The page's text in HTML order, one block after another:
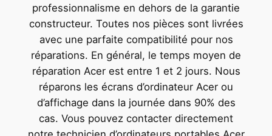
professionnalisme en dehors de la garantie
constructeur. Toutes nos pièces sont livrées
avec une parfaite compatibilité pour nos
réparations. En général, le temps moyen de
réparation Acer est entre 1 et 2 jours. Nous
réparons les écrans d’ordinateur Acer ou
d’affichage dans la journée dans 90% des
cas. Vous pouvez contacter directement